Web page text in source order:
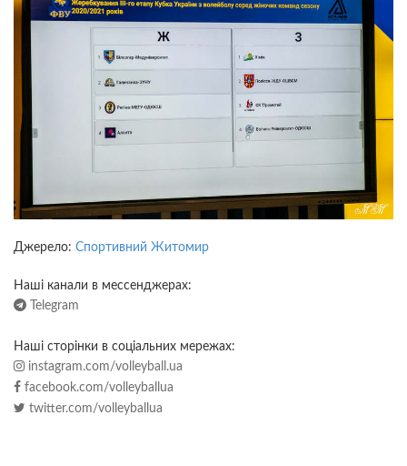
Джерело: Спортивний Житомир
Наші канали в мессенджерах:
Telegram
Наші сторінки в соціальних мережах:
instagram.com/volleyball.ua
facebook.com/volleyballua
twitter.com/volleyballua